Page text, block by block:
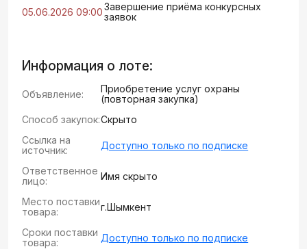
05.06.2026 09:00Завершение приёма конкурсных
заявок
Информация о лоте:
Объявление:
Приобретение услуг охраны
(повторная закупка)
Способ закупок:Скрыто
Ссылка на
источник:
Доступно только по подписке
Ответственное
лицо:
Имя скрыто
Место поставки
товара:
г.Шымкент
Сроки поставки
товара:
Доступно только по подписке